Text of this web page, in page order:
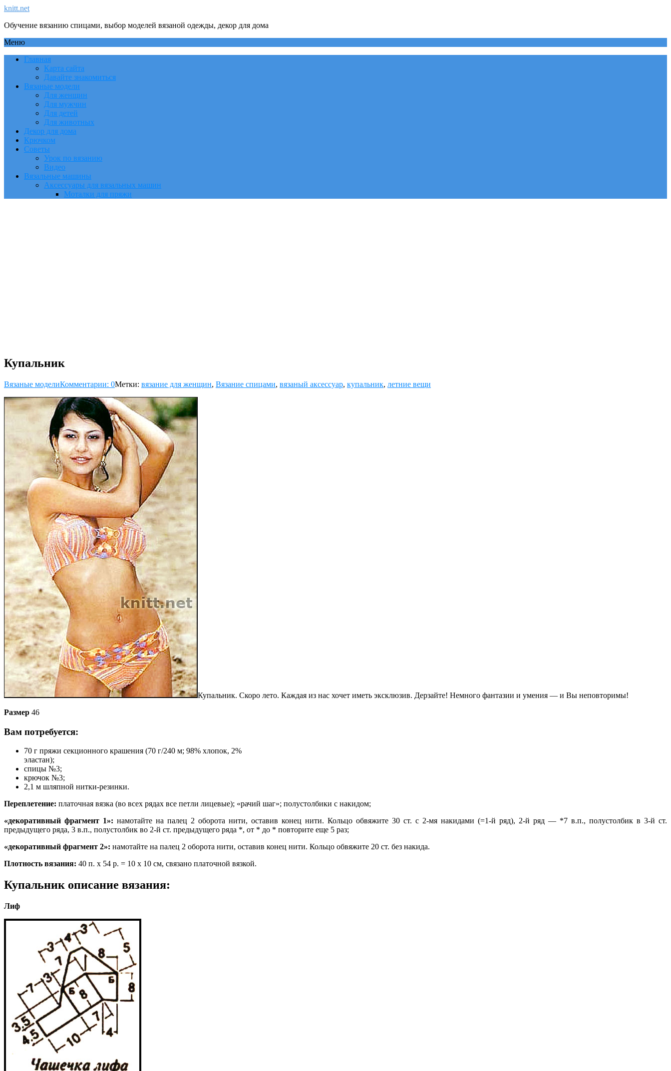
knitt.net
Обучение вязанию спицами, выбор моделей вязаной одежды, декор для дома
Меню
Главная
Карта сайта
Давайте знакомиться
Вязаные модели
Для женщин
Для мужчин
Для детей
Для животных
Декор для дома
Крючком
Советы
Урок по вязанию
Видео
Вязальные машины
Аксессуары для вязальных машин
Моталки для пряжи
Купальник
Вязаные моделиКомментарии: 0Метки: вязание для женщин, Вязание спицами, вязаный аксессуар, купальник, летние вещи
Купальник. Скоро лето. Каждая из нас хочет иметь эксклюзив. Дерзайте! Немного фантазии и умения — и Вы неповторимы!
Размер 46
Вам потребуется:
70 г пряжи секционного крашения (70 г/240 м; 98% хлопок, 2%
эластан);
спицы №3;
крючок №3;
2,1 м шляпной нитки-резинки.
Переплетение: платочная вязка (во всех рядах все петли лицевые); «рачий шаг»; полустолбики с накидом;
«декоративный фрагмент 1»: намотайте на палец 2 оборота нити, оставив конец нити. Кольцо обвяжите 30 ст. с 2-мя накидами (=1-й ряд), 2-й ряд — *7 в.п., полустолбик в 3-й ст.
предыдущего ряда, 3 в.п., полустолбик во 2-й ст. предыдущего ряда *, от * до * повторите еще 5 раз;
«декоративный фрагмент 2»: намотайте на палец 2 оборота нити, оставив конец нити. Кольцо обвяжите 20 ст. без накида.
Плотность вязания: 40 п. х 54 р. = 10 х 10 см, связано платочной вязкой.
Купальник описание вязания:
Лиф